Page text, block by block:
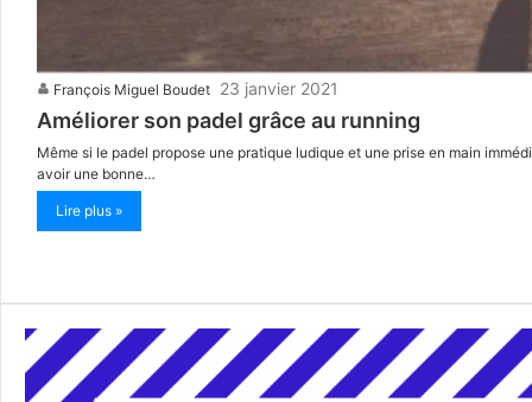
François Miguel Boudet 23 janvier 2021
Améliorer son padel grâce au running
Même si le padel propose une pratique ludique et une prise en main
avoir une bonne…
Lire plus »